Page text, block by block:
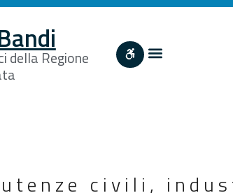
della Regione
utenze civili,